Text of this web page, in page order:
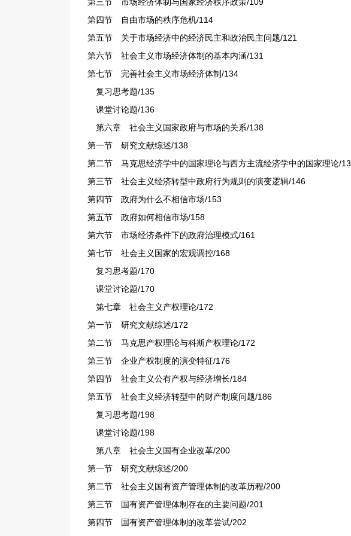
第四节 自由市场的秩序危机/114
第五节 关于市场经济中的经济民主和政治民主问题/121
第六节 社会主义市场经济体制的基本内涵/131
第七节 完善社会主义市场经济体制/134
复习思考题/135
课堂讨论题/136
第六章 社会主义国家政府与市场的关系/138
第一节 研究文献综述/138
第二节 马克思经济学中的国家理论与西方主流经济学中的国家理论/
第三节 社会主义经济转型中政府行为规则的演变逻辑/146
第四节 政府为什么不相信市场/153
第五节 政府如何相信市场/158
第六节 市场经济条件下的政府治理模式/161
第七节 社会主义国家的宏观调控/168
复习思考题/170
课堂讨论题/170
第七章 社会主义产权理论/172
第一节 研究文献综述/172
第二节 马克思产权理论与科斯产权理论/172
第三节 企业产权制度的演变特征/176
第四节 社会主义公有产权与经济增长/184
第五节 社会主义经济转型中的财产制度问题/186
复习思考题/198
课堂讨论题/198
第八章 社会主义国有企业改革/200
第一节 研究文献综述/200
第二节 社会主义国有资产管理体制的改革历程/200
第三节 国有资产管理体制存在的主要问题/201
第四节 国有资产管理体制的改革尝试/202